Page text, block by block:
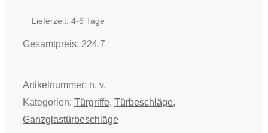
Menge
Lieferzeit: 4-6 Tage
Gesamtpreis: 224.7
Artikelnummer: n. v.
Kategorien: Türgriffe, Türbeschläge,
Ganzglastürbeschläge